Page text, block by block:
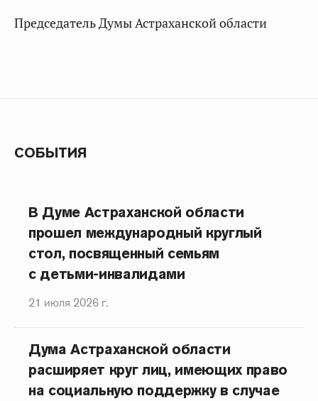
Председатель Думы Астраханской области
СОБЫТИЯ
В Думе Астраханской области
прошел международный круглый
стол, посвященный семьям
с детьми-инвалидами
21 июля 2026 г.
Дума Астраханской области
расширяет круг лиц, имеющих право
на социальную поддержку в случае